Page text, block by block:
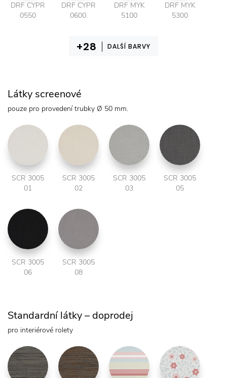
DRF CYPR
0550
DRF CYPR
0600.
DRF MYK
5100
DRF MYK
5300
DALŠÍ BARVY
Látky screenové
pouze pro provedení trubky Ø 50 mm.
SCR 3005
01
SCR 3005
02
SCR 3005
03
SCR 3005
05
SCR 3005
06
SCR 3005
08
Standardní látky – doprodej
pro interiérové rolety